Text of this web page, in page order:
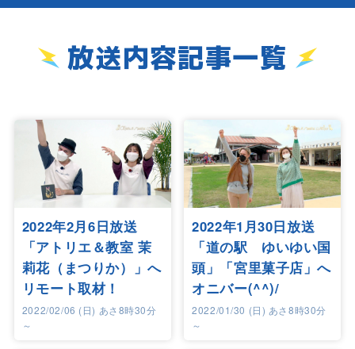
放送内容記事一覧
2022年2月6日放送
「アトリエ＆教室 茉
莉花（まつりか）」へ
リモート取材！
2022/02/06 (日) あさ8時30分
～
2022年1月30日放送
「道の駅 ゆいゆい国
頭」「宮里菓子店」へ
オニバー(^^)/
2022/01/30 (日) あさ8時30分
～